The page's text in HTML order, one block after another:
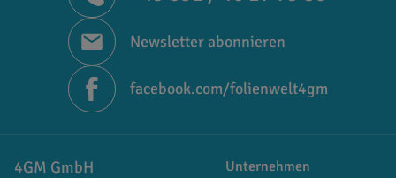
Newsletter abonnieren
facebook.com/folienwelt4gm
4GM GmbH Unternehmen